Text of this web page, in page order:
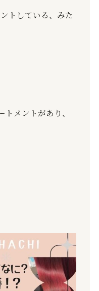
トしている、みた
メントがあり、